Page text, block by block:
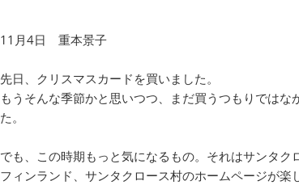
11月4日 重本景子
先日、クリスマスカードを買いました。
もうそんな季節かと思いつつ、まだ買うつもりでは
た。
でも、この時期もっと気になるもの。それはサンタク
フィンランド、サンタクロース村のホームページが楽